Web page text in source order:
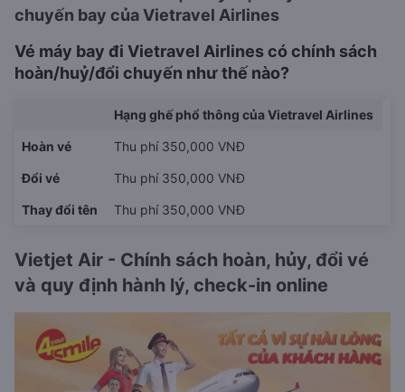
chuyến bay của Vietravel Airlines
Vé máy bay đi Vietravel Airlines có chính sách
hoàn/huỷ/đổi chuyến như thế nào?
Hạng ghế phổ thông của Vietravel Airlines
Hoàn vé Thu phí 350,000 VNĐ
Đổi vé Thu phí 350,000 VNĐ
Thay đổi tên Thu phí 350,000 VNĐ
Vietjet Air - Chính sách hoàn, hủy, đổi vé
và quy định hành lý, check-in online